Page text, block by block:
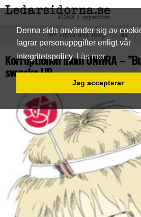
Denna sida använder sig av
lagrar personuppgifter enligt vår
integritetspolicyLäs mer
Jag accepterar
Tipsa oss idag
Korruptionen inom UNWRA –
svenska UD